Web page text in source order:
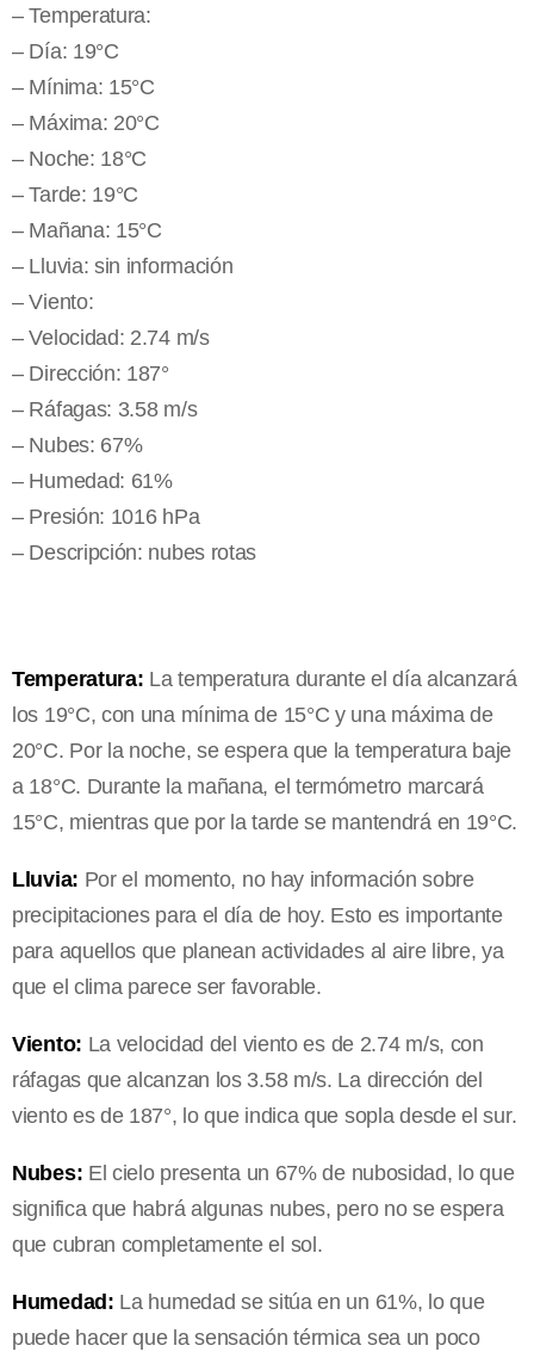
– Temperatura:
– Día: 19°C
– Mínima: 15°C
– Máxima: 20°C
– Noche: 18°C
– Tarde: 19°C
– Mañana: 15°C
– Lluvia: sin información
– Viento:
– Velocidad: 2.74 m/s
– Dirección: 187°
– Ráfagas: 3.58 m/s
– Nubes: 67%
– Humedad: 61%
– Presión: 1016 hPa
– Descripción: nubes rotas
Temperatura: La temperatura durante el día alcanzará
los 19°C, con una mínima de 15°C y una máxima de
20°C. Por la noche, se espera que la temperatura baje
a 18°C. Durante la mañana, el termómetro marcará
15°C, mientras que por la tarde se mantendrá en 19°C.
Lluvia: Por el momento, no hay información sobre
precipitaciones para el día de hoy. Esto es importante
para aquellos que planean actividades al aire libre, ya
que el clima parece ser favorable.
Viento: La velocidad del viento es de 2.74 m/s, con
ráfagas que alcanzan los 3.58 m/s. La dirección del
viento es de 187°, lo que indica que sopla desde el sur.
Nubes: El cielo presenta un 67% de nubosidad, lo que
significa que habrá algunas nubes, pero no se espera
que cubran completamente el sol.
Humedad: La humedad se sitúa en un 61%, lo que
puede hacer que la sensación térmica sea un poco